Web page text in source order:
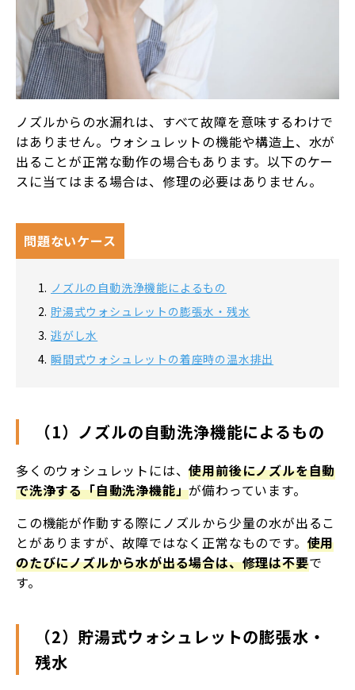
ノズルからの水漏れは、すべて故障を意味するわけで
はありません。ウォシュレットの機能や構造上、水が
出ることが正常な動作の場合もあります。以下のケー
スに当てはまる場合は、修理の必要はありません。
問題ないケース
ノズルの自動洗浄機能によるもの
貯湯式ウォシュレットの膨張水・残水
逃がし水
瞬間式ウォシュレットの着座時の温水排出
（1）ノズルの自動洗浄機能によるもの
多くのウォシュレットには、使用前後にノズルを自動
で洗浄する「自動洗浄機能」が備わっています。
この機能が作動する際にノズルから少量の水が出るこ
とがありますが、故障ではなく正常なものです。 使用
のたびにノズルから水が出る場合は、修理は不要で
す。
（2）貯湯式ウォシュレットの膨張水・
残水